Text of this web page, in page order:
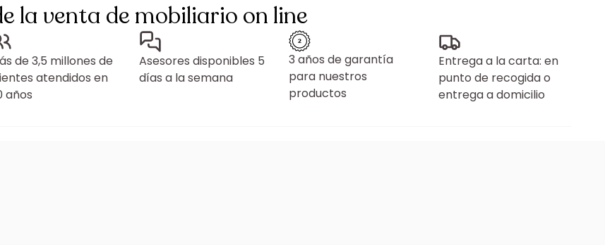
la venta de mobiliario on line
de 3,5 millones de
atendidos en
años
Asesores disponibles 5
días a la semana
3 años de garantía
para nuestros
productos
Entrega a la carta: en
punto de recogida o
entrega a domicilio